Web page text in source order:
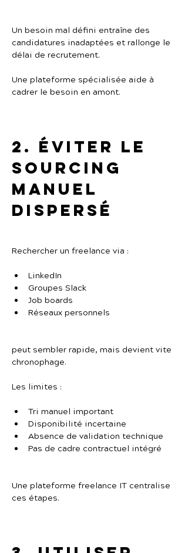
Un besoin mal défini entraîne des
candidatures inadaptées et rallonge le
délai de recrutement.
Une plateforme spécialisée aide à
cadrer le besoin en amont.
2. Éviter le
sourcing
manuel
dispersé
Rechercher un freelance via :
LinkedIn
Groupes Slack
Job boards
Réseaux personnels
peut sembler rapide, mais devient vite
chronophage.
Les limites :
Tri manuel important
Disponibilité incertaine
Absence de validation technique
Pas de cadre contractuel intégré
Une plateforme freelance IT centralise
ces étapes.